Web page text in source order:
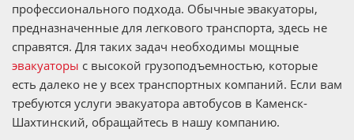
профессионального подхода. Обычные эвакуаторы,
предназначенные для легкового транспорта, здесь не
справятся. Для таких задач необходимы мощные
эвакуаторы с высокой грузоподъемностью, которые
есть далеко не у всех транспортных компаний. Если вам
требуются услуги эвакуатора автобусов в Каменск-
Шахтинский, обращайтесь в нашу компанию.